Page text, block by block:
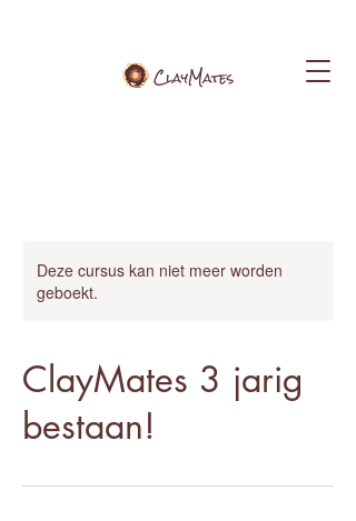
Deze cursus kan niet meer worden
geboekt.
ClayMates 3 jarig
bestaan!